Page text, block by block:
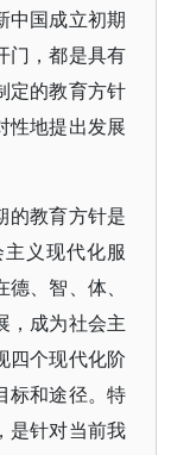
中国成立初期
门，都是具有
定的教育方针
性地提出发展
的教育方针是
义现代化服
、智、体、
，成为社会主
四个现代化阶
标和途径。特
是针对当前我